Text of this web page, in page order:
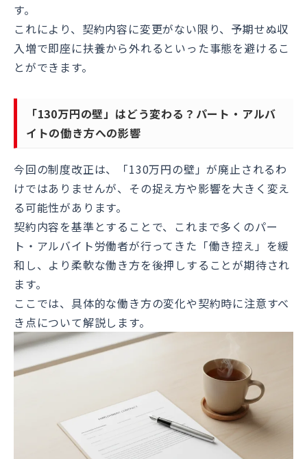
す。
これにより、契約内容に変更がない限り、予期せぬ収
入増で即座に扶養から外れるといった事態を避けるこ
とができます。
「130万円の壁」はどう変わる？パート・アルバ
イトの働き方への影響
今回の制度改正は、「130万円の壁」が廃止されるわ
けではありませんが、その捉え方や影響を大きく変え
る可能性があります。
契約内容を基準とすることで、これまで多くのパー
ト・アルバイト労働者が行ってきた「働き控え」を緩
和し、より柔軟な働き方を後押しすることが期待され
ます。
ここでは、具体的な働き方の変化や契約時に注意すべ
き点について解説します。